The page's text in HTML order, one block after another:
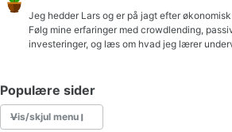
Jeg hedder Lars og er på jagt efter
Følg mine erfaringer med crowdlending,
investeringer, og læs om hvad jeg lærer
Populære sider
Vis/skjul menu